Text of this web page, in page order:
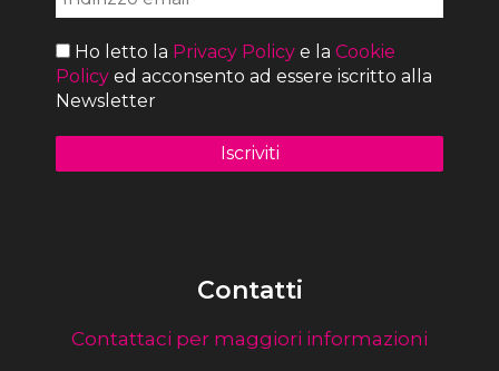
Ho letto la Privacy Policy e la Cookie
Policy ed acconsento ad essere iscritto alla
Newsletter
Contatti
Contattaci per maggiori informazioni